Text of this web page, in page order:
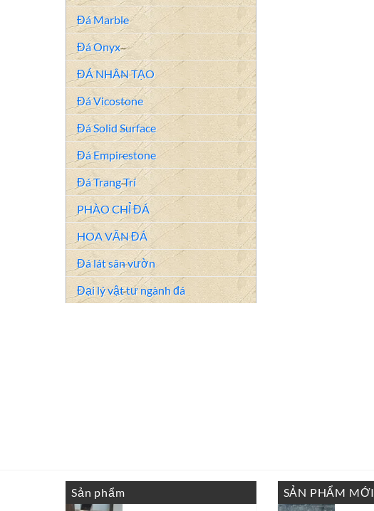
Đá Marble
Đá Onyx
ĐÁ NHÂN TẠO
Đá Vicostone
Đá Solid Surface
Đá Empirestone
Đá Trang Trí
PHÀO CHỈ ĐÁ
HOA VĂN ĐÁ
Đá lát sân vườn
Đại lý vật tư ngành đá
Sản phẩm
SẢN PHẨM MỚI